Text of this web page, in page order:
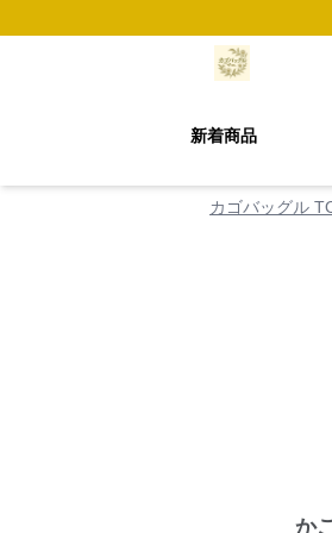
新着商品
カゴバッグル
か